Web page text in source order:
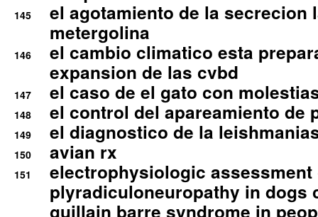
145
el agotamiento de la secrecion
metergolina
146
el cambio climatico esta
expansion de las cvbd
147 el caso de el gato con
148 el control del apareamiento de
149 el diagnostico de la
150 avian rx
151
electrophysiologic assessment
plyradiculoneuropathy in dogs
guillain barre syndrome in